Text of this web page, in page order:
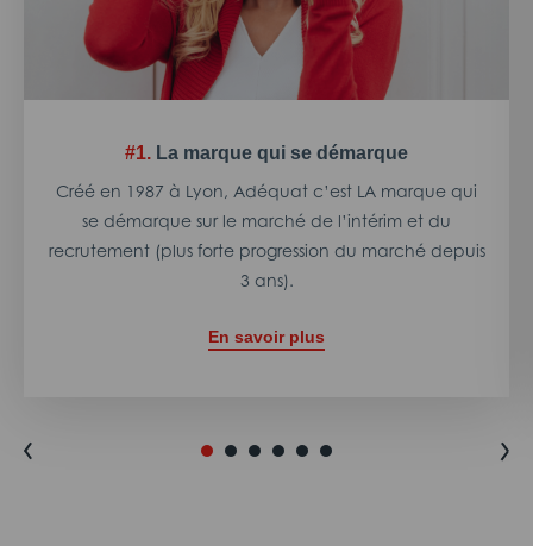
#1. La marque qui se démarque
Créé en 1987 à Lyon, Adéquat c’est LA marque qui
se démarque sur le marché de l’intérim et du
recrutement (plus forte progression du marché depuis
3 ans).
En savoir plus